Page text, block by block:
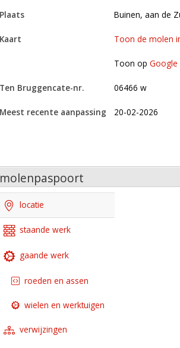
plaats Buinen, aan de
kaart Toon de molen
Toon op Google Maps met andere molens
Toon op Google
Ten Bruggencate-nr. 06466 w
Meest recente aanpassing 20-02-2026
molenpaspoort
locatie
staande werk
gaande werk
roeden en assen
wielen en werktuigen
verwijzingen